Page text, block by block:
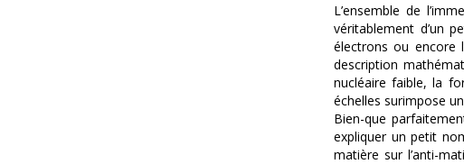
L’ensemble de
véritablement d’un
électrons ou encore
description
nucléaire faible, la
échelles surimpose
Bien-que
expliquer un petit
matière sur l’anti-